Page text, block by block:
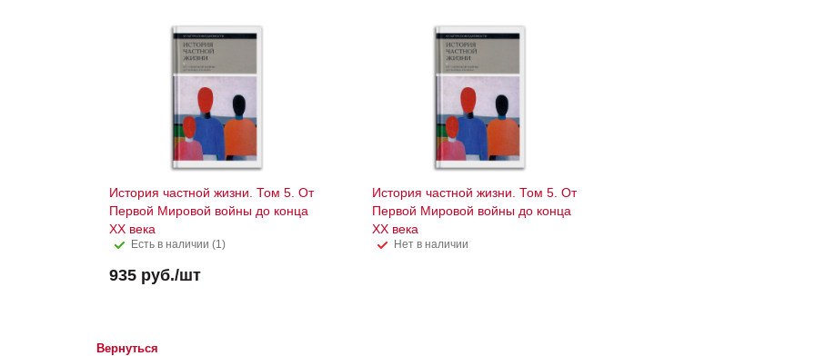
История частной жизни. Том 5. От
Первой Мировой войны до конца
XX века
Есть в наличии (1)
935 руб./шт
История частной жизни. Том 5. От
Первой Мировой войны до конца
XX века
Нет в наличии
Вернуться